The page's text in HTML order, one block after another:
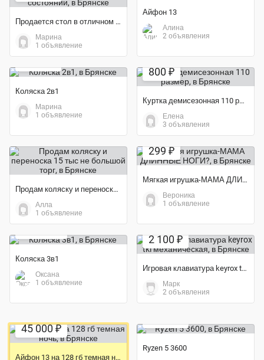
Продается стол в отличном состоянии
Марина
1 объявление
Айфон 13
Алина
2 объявления
Коляска 2в1
Марина
1 объявление
800 ₽
Куртка демисезонная 110 размер
Елена
3 объявления
Продам коляску и переноска 15 тыс не большой торг
Алла
1 объявление
299 ₽
Мягкая игрушка-МАМА ДЛИННЫЕ НОГИ?
Вероника
1 объявление
Экономия 60%
Коляска 3в1
Оксана
1 объявление
2 100 ₽
Игровая клавиатура keyrox tkl механическая
Марк
2 объявления
45 000 ₽
Айфон 13 на 128 гб темная ночь
Экономия 20%
Ryzen 5 3600